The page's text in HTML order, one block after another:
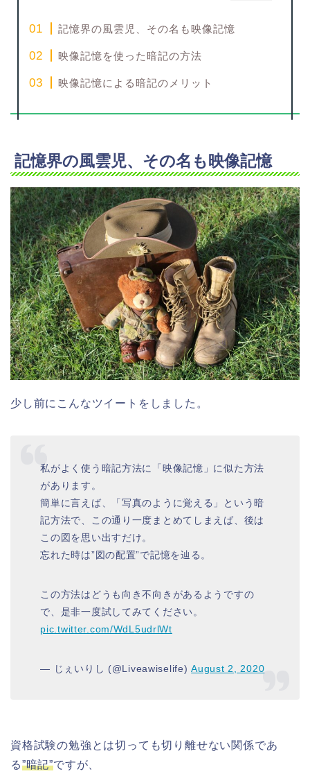
記憶界の風雲児、その名も映像記憶
映像記憶を使った暗記の方法
映像記憶による暗記のメリット
記憶界の風雲児、その名も映像記憶
少し前にこんなツイートをしました。
私がよく使う暗記方法に「映像記憶」に似た方法
があります。
簡単に言えば、「写真のように覚える」という暗
記方法で、この通り一度まとめてしまえば、後は
この図を思い出すだけ。
忘れた時は”図の配置”で記憶を辿る。
この方法はどうも向き不向きがあるようですの
で、是非一度試してみてください。
pic.twitter.com/WdL5udrlWt
— じぇいりし (@Liveawiselife)August 2, 2020
資格試験の勉強とは切っても切り離せない関係であ
る”暗記”ですが、